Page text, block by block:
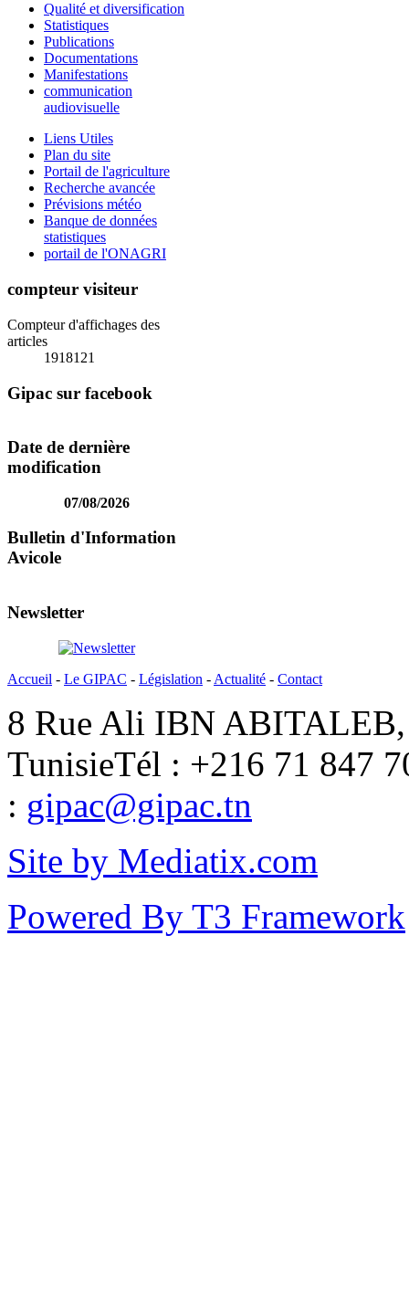
Qualité et diversification
Statistiques
Publications
Documentations
Manifestations
communication
audiovisuelle
Liens Utiles
Plan du site
Portail de l'agriculture
Recherche avancée
Prévisions météo
Banque de données
statistiques
portail de l'ONAGRI
compteur visiteur
Compteur d'affichages des
articles
1918121
Gipac sur facebook
Date de dernière
modification
07/08/2026
Bulletin d'Information
Avicole
Newsletter
Accueil - Le GIPAC - Législation - Actualité - Contact
8 Rue Ali IBN ABITALEB,
TunisieTél : +216 71 847
: gipac@gipac.tn
Site by Mediatix.com
Powered By T3 Framework